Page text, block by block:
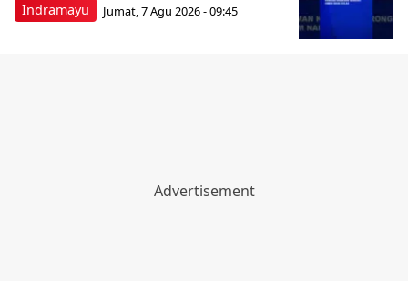
Indramayu Jumat, 7 Agu 2026 - 09:45